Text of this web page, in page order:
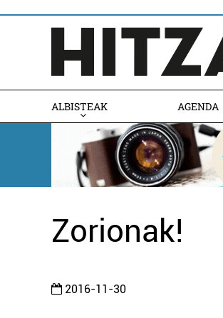
ALBISTEAK AGENDA
Zorionak!
2016-11-30